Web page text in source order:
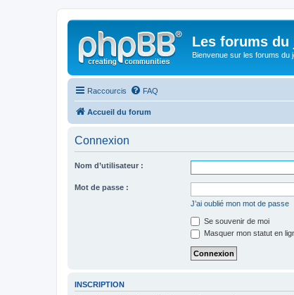
Les forums
Bienvenue sur les forums du
Raccourcis FAQ
Accueil du forum
Connexion
Nom d’utilisateur :
Mot de passe :
J’ai oublié mon mot de passe
Se souvenir de moi
Masquer mon statut en
INSCRIPTION